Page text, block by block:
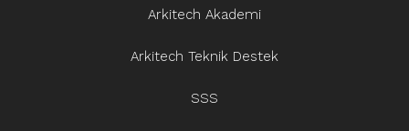
Arkitech Akademi
Arkitech Teknik Destek
SSS